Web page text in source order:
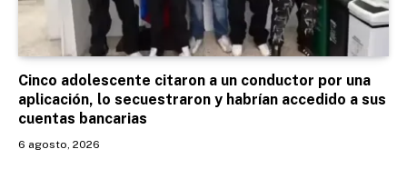
Cinco adolescente citaron a un conductor por una
aplicación, lo secuestraron y habrían accedido a sus
cuentas bancarias
6 agosto, 2026